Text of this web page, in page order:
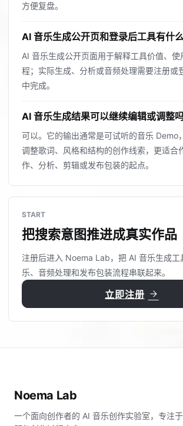
方便复盘。
AI 音乐生成公开页和登录后工具有什么
AI 音乐生成公开页面用于解释工具价值、
程；实际生成、分析或音频处理需要注册或
中完成。
AI 音乐生成结果可以继续编辑或调整吗
可以。它的输出通常是可试听的音乐 Demo
调整歌词、风格和结构的创作线索，更适合
作、分析、剪辑或发布包装的起点。
START
把搜索意图推进成真实作品
注册后进入 Noema Lab，把 AI 音乐生成工
乐、音频处理和发布包装流程串联起来。
立即注册 arrow_forward
Noema Lab
一个面向创作者的 AI 音乐创作实验室，专注